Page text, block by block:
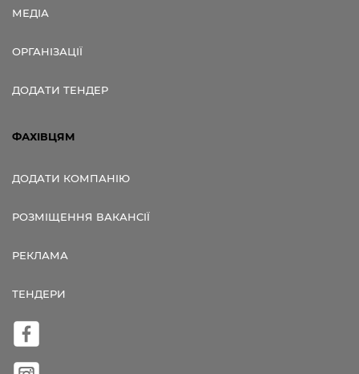
МЕДІА
ОРГАНІЗАЦІЇ
ДОДАТИ ТЕНДЕР
ФАХІВЦЯМ
ДОДАТИ КОМПАНІЮ
РОЗМІЩЕННЯ ВАКАНСІЇ
РЕКЛАМА
ТЕНДЕРИ